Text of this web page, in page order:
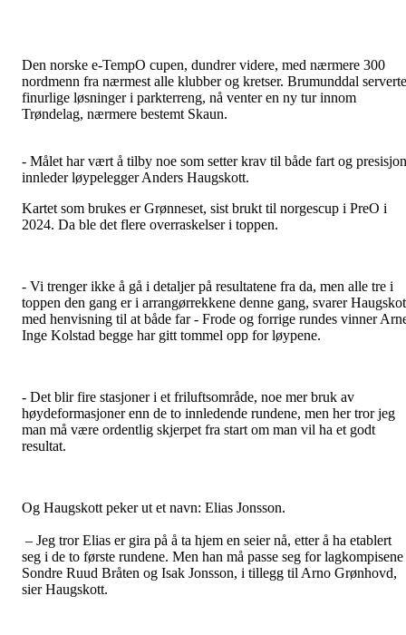
Den norske e-TempO cupen, dundrer videre, med nærmere 300
nordmenn fra nærmest alle klubber og kretser. Brumunddal serverte
finurlige løsninger i parkterreng, nå venter en ny tur innom
Trøndelag, nærmere bestemt Skaun.
- Målet har vært å tilby noe som setter krav til både fart og
innleder løypelegger Anders Haugskott.
Kartet som brukes er Grønneset, sist brukt til norgescup i PreO i
2024. Da ble det flere overraskelser i toppen.
- Vi trenger ikke å gå i detaljer på resultatene fra da, men alle tre i
toppen den gang er i arrangørrekkene denne gang, svarer
med henvisning til at både far - Frode og forrige rundes vinner
Inge Kolstad begge har gitt tommel opp for løypene.
- Det blir fire stasjoner i et friluftsområde, noe mer bruk av
høydeformasjoner enn de to innledende rundene, men her tror jeg
man må være ordentlig skjerpet fra start om man vil ha et godt
resultat.
Og Haugskott peker ut et navn: Elias Jonsson.
– Jeg tror Elias er gira på å ta hjem en seier nå, etter å ha etablert
seg i de to første rundene. Men han må passe seg for lagkompisene
Sondre Ruud Bråten og Isak Jonsson, i tillegg til Arno Grønhovd,
sier Haugskott.